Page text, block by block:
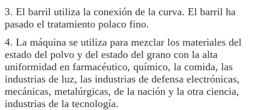
3. El barril utiliza la conexión de la curva. El barril ha
pasado el tratamiento polaco fino.
4. La máquina se utiliza para mezclar los materiales del
estado del polvo y del estado del grano con la alta
uniformidad en farmacéutico, químico, la comida, las
industrias de luz, las industrias de defensa electrónicas,
mecánicas, metalúrgicas, de la nación y la otra ciencia,
industrias de la tecnología.